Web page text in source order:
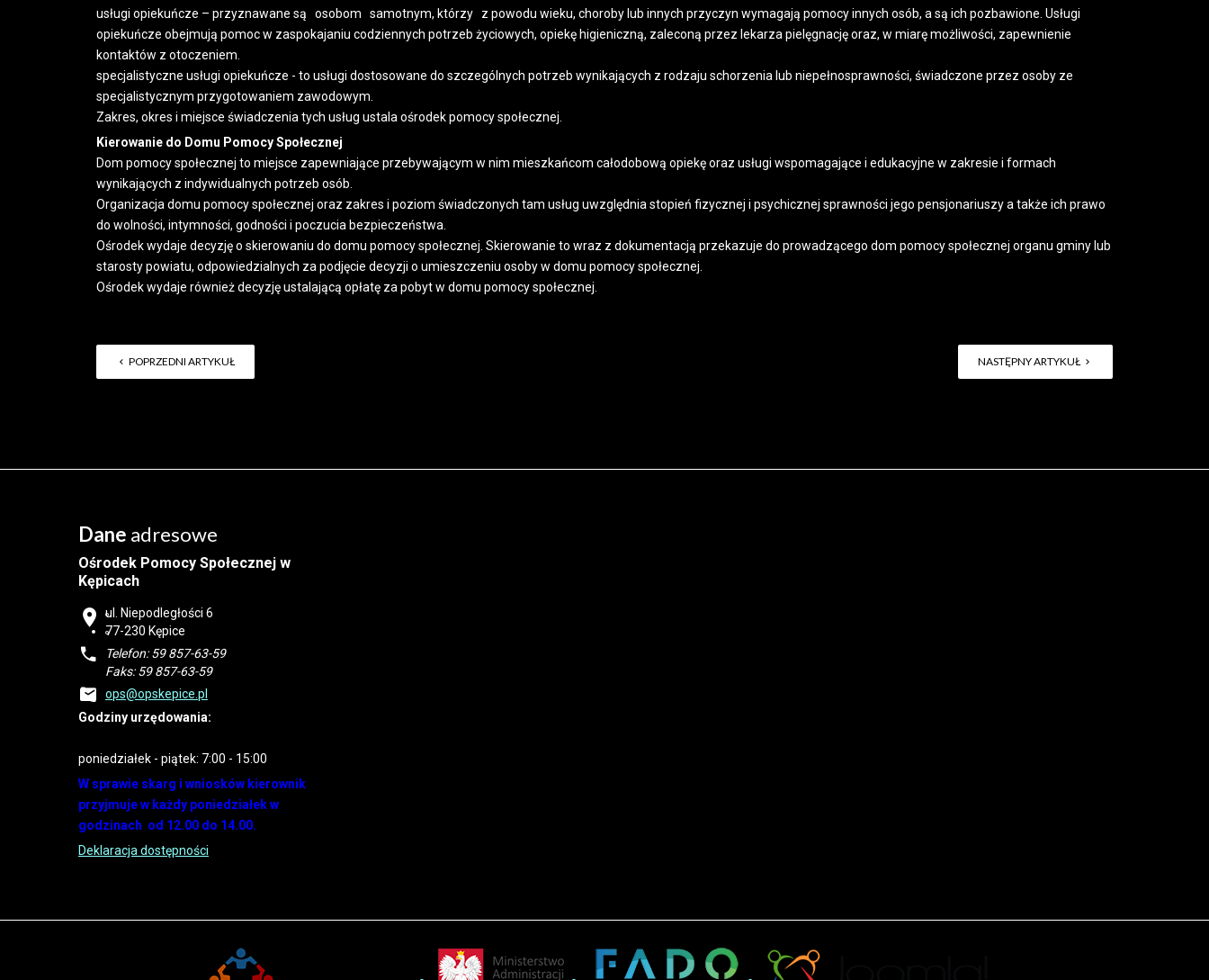
usługi opiekuńcze – przyznawane są osobom samotnym, którzy z powodu wieku, choroby lub innych przyczyn wymagają pomocy innych osób, a są ich pozbawione. Usługi
opiekuńcze obejmują pomoc w zaspokajaniu codziennych potrzeb życiowych, opiekę higieniczną, zaleconą przez lekarza pielęgnację oraz, w miarę możliwości, zapewnienie
kontaktów z otoczeniem.
specjalistyczne usługi opiekuńcze - to usługi dostosowane do szczególnych potrzeb wynikających z rodzaju schorzenia lub niepełnosprawności, świadczone przez osoby ze
specjalistycznym przygotowaniem zawodowym.
Zakres, okres i miejsce świadczenia tych usług ustala ośrodek pomocy społecznej.
Kierowanie do Domu Pomocy Społecznej
Dom pomocy społecznej to miejsce zapewniające przebywającym w nim mieszkańcom całodobową opiekę oraz usługi wspomagające i edukacyjne w zakresie i formach
wynikających z indywidualnych potrzeb osób.
Organizacja domu pomocy społecznej oraz zakres i poziom świadczonych tam usług uwzględnia stopień fizycznej i psychicznej sprawności jego pensjonariuszy a także ich prawo
do wolności, intymności, godności i poczucia bezpieczeństwa.
Ośrodek wydaje decyzję o skierowaniu do domu pomocy społecznej. Skierowanie to wraz z dokumentacją przekazuje do prowadzącego dom pomocy społecznej organu gminy lub
starosty powiatu, odpowiedzialnych za podjęcie decyzji o umieszczeniu osoby w domu pomocy społecznej.
Ośrodek wydaje również decyzję ustalającą opłatę za pobyt w domu pomocy społecznej.
POPRZEDNI ARTYKUŁ NASTĘPNY ARTYKUŁ
Dane adresowe
Ośrodek Pomocy Społecznej w
Kępicach
ul. Niepodległości 6
77-230 Kępice
Telefon: 59 857-63-59
Faks: 59 857-63-59
ops@opskepice.pl
Godziny urzędowania:
poniedziałek - piątek: 7:00 - 15:00
W sprawie skarg i wniosków kierownik
przyjmuje w każdy poniedziałek w
godzinach od 12.00 do 14.00.
Deklaracja dostępności